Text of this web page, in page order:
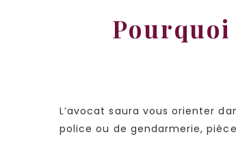
Pourquoi
L’avocat saura vous orienter
police ou de gendarmerie,